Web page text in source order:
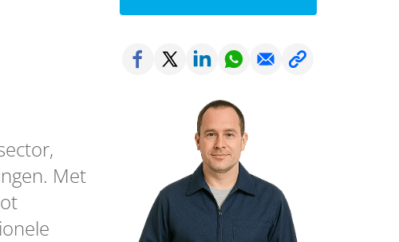
22 vacatures
Met